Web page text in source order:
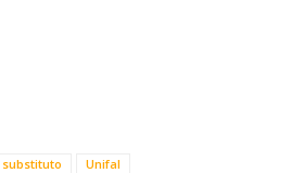
substituto Unifal